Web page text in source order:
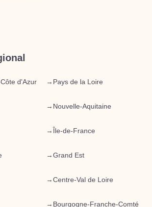
d'Azur → Pays de la Loire
→ Nouvelle-Aquitaine
→ Île-de-France
→Grand Est
→Centre-Val de Loire
→ Bourgogne-Franche-Comté